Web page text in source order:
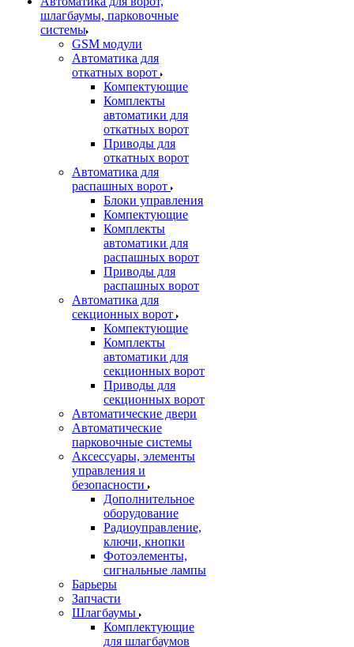
шлагбаумы, парковочные
системы
GSM модули
Автоматика для
откатных ворот
Компектующие
Комплекты
автоматики для
откатных ворот
Приводы для
откатных ворот
Автоматика для
распашных ворот
Блоки управления
Компектующие
Комплекты
автоматики для
распашных ворот
Приводы для
распашных ворот
Автоматика для
секционных ворот
Компектующие
Комплекты
автоматики для
секционных ворот
Приводы для
секционных ворот
Автоматические двери
Автоматические
парковочные системы
Аксессуары, элементы
управления и
безопасности
Дополнительное
оборудование
Радиоуправление,
ключи, кнопки
Фотоэлементы,
сигнальные лампы
Барьеры
Запчасти
Шлагбаумы
Комплектующие
для шлагбаумов